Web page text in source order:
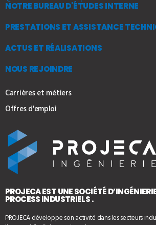
NOTRE BUREAU D'ÉTUDES INTERNE
PRESTATIONS ET ASSISTANCE
ACTUS ET RÉALISATIONS
NOUS REJOINDRE
Carrières et métiers
Offres d'emploi
PROJECA EST UNE SOCIÉTÉ
PROCESS INDUSTRIELS .
PROJECA développe son activité dans les secteurs